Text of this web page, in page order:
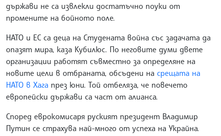
държави не са извлекли достатъчно поуки от
промените на бойното поле.
НАТО и ЕС са деца на Студената война със задачата да
опазят мира, каза Кубилюс. По неговите думи двете
организации работят съвместно за определяне на
новите цели в отбраната, обсъдени на срещата на
НАТО в Хага през юни. Той отбеляза, че повечето
европейски държави са част от алианса.
Според еврокомисаря руският президент Владимир
Путин се страхува най-много от успеха на Украйна.